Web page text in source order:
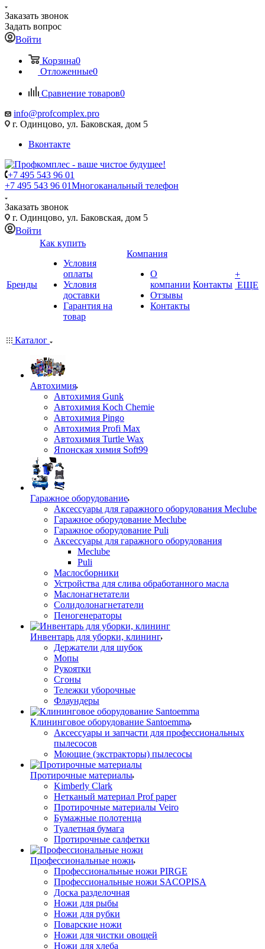
Заказать звонок
Задать вопрос
Войти
Корзина0
Отложенные0
Сравнение товаров0
info@profcomplex.pro
г. Одинцово, ул. Баковская, дом 5
Вконтакте
+7 495 543 96 01
+7 495 543 96 01Многоканальный телефон
Заказать звонок
г. Одинцово, ул. Баковская, дом 5
Войти
Бренды
Как купить
Условия
оплаты
Условия
доставки
Гарантия на
товар
Компания
О
компании
Отзывы
Контакты
Контакты
+
ЕЩЕ
Каталог
Автохимия
Автохимия Gunk
Автохимия Koch Chemie
Автохимия Pingo
Автохимия Profi Max
Автохимия Turtle Wax
Японская химия Soft99
Гаражное оборудование
Аксессуары для гаражного оборудования Meclube
Гаражное оборудование Meclube
Гаражное оборудование Puli
Аксессуары для гаражного оборудования
Meclube
Puli
Маслосборники
Устройства для слива обработанного масла
Маслонагнетатели
Солидолонагнетатели
Пеногенераторы
Инвентарь для уборки, клининг
Держатели для шубок
Мопы
Рукоятки
Сгоны
Тележки уборочные
Флаундеры
Клининговое оборудование Santoemma
Аксессуары и запчасти для профессиональных
пылесосов
Моющие (экстракторы) пылесосы
Протирочные материалы
Kimberly Clark
Нетканый материал Prof paper
Протирочные материалы Veiro
Бумажные полотенца
Туалетная бумага
Протирочные салфетки
Профессиональные ножи
Профессиональные ножи PIRGE
Профессиональные ножи SACOPISA
Доска разделочная
Ножи для рыбы
Ножи для рубки
Поварские ножи
Ножи для чистки овощей
Ножи для хлеба